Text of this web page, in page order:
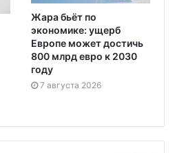
Жара бьёт по
экономике: ущерб
Европе может достичь
800 млрд евро к 2030
году
7 августа 2026